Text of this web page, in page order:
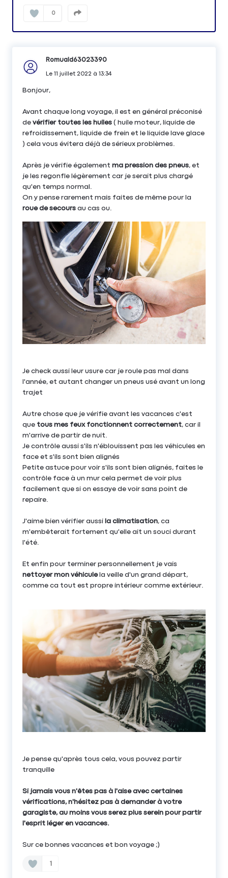
0
Romuald63023390
Le 11 juillet 2022à 13:34
Bonjour,
Avant chaque long voyage, il est en général préconisé
de vérifier toutes les huiles ( huile moteur, liquide de
refroidissement, liquide de frein et le liquide lave glace
) cela vous évitera déjà de sérieux problèmes.
Après je vérifie également ma pression des pneus, et
je les regonfle légèrement car je serait plus chargé
qu'en temps normal.
On y pense rarement mais faites de même pour la
roue de secours au cas ou.
Je check aussi leur usure car je roule pas mal dans
l'année, et autant changer un pneus usé avant un long
trajet
Autre chose que je vérifie avant les vacances c'est
que tous mes feux fonctionnent correctement, car il
m'arrive de partir de nuit.
Je contrôle aussi s'ils n'éblouissent pas les véhicules en
face et s'ils sont bien alignés
Petite astuce pour voir s'ils sont bien alignés, faites le
contrôle face à un mur cela permet de voir plus
facilement que si on essaye de voir sans point de
repaire.
J'aime bien vérifier aussi la climatisation, ca
m'embêterait fortement qu'elle ait un souci durant
l'été.
Et enfin pour terminer personnellement je vais
nettoyer mon véhiculela veille d'un grand départ,
comme ca tout est propre intérieur comme extérieur.
Je pense qu'après tous cela, vous pouvez partir
tranquille
Si jamais vous n'êtes pas à l'aise avec certaines
vérifications, n'hésitez pas à demander à votre
garagiste, au moins vous serez plus serein pour partir
l'esprit léger en vacances.
Sur ce bonnes vacances et bon voyage ;)
1